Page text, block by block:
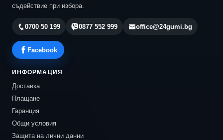
съдействие при избора.
0700 50 199 0877 552 999 office@24gumi.bg
Facebook
ИНФОРМАЦИЯ
Доставка
Плащане
Гаранция
Общи условия
Защита на лични данни